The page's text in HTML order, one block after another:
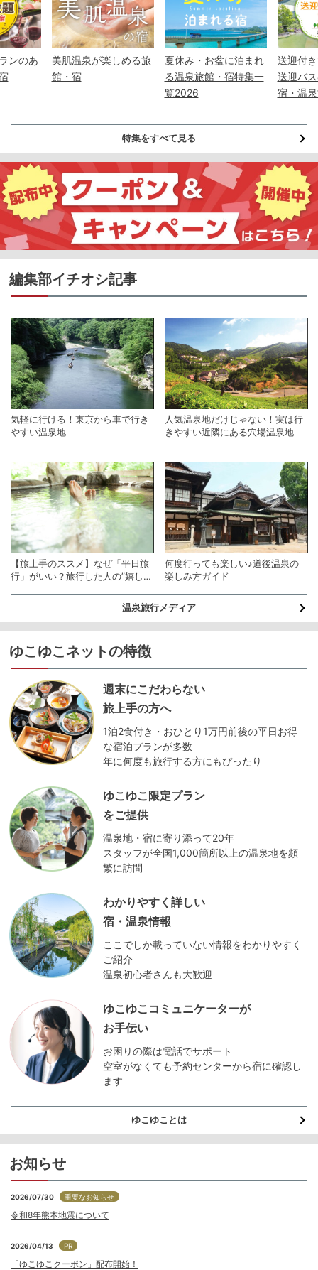
ンのあ
美肌温泉が楽しめる旅
館・宿
夏休み・お盆に泊まれ
る温泉旅館・宿特集一
覧2026
送迎付
送迎バ
宿・温
特集をすべて見る
編集部イチオシ記事
気軽に行ける！東京から車で行き
やすい温泉地
人気温泉地だけじゃない！実は行
きやすい近隣にある穴場温泉地
【旅上手のススメ】なぜ「平日旅
行」がいい？旅行した人の”嬉しい
何度行っても楽しい♪道後温泉の
楽しみ方ガイド
温泉旅行メディア
ゆこゆこネットの特徴
週末にこだわらない
旅上手の方へ
1泊2食付き・おひとり1万円前後の平日お得
な宿泊プランが多数
年に何度も旅行する方にもぴったり
ゆこゆこ限定プラン
をご提供
温泉地・宿に寄り添って20年
スタッフが全国1,000箇所以上の温泉地を頻
繁に訪問
わかりやすく詳しい
宿・温泉情報
ここでしか載っていない情報をわかりやすく
ご紹介
温泉初心者さんも大歓迎
ゆこゆこコミュニケーターが
お手伝い
お困りの際は電話でサポート
空室がなくても予約センターから宿に確認し
ます
ゆこゆことは
お知らせ
2026/07/30 重要なお知らせ
令和8年熊本地震について
2026/04/13 PR
「ゆこゆこクーポン」配布開始！